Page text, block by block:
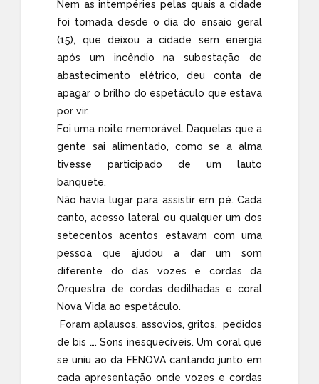
Nem as intempéries pelas quais a cidade
foi tomada desde o dia do ensaio geral
(15), que deixou a cidade sem energia
após um incêndio na subestação de
abastecimento elétrico, deu conta de
apagar o brilho do espetáculo que estava
por vir.
Foi uma noite memorável. Daquelas que a
gente sai alimentado, como se a alma
tivesse participado de um lauto
banquete.
Não havia lugar para assistir em pé. Cada
canto, acesso lateral ou qualquer um dos
setecentos acentos estavam com uma
pessoa que ajudou a dar um som
diferente do das vozes e cordas da
Orquestra de cordas dedilhadas e coral
Nova Vida ao espetáculo.
Foram aplausos, assovios, gritos, pedidos
de bis …. Sons inesquecíveis. Um coral que
se uniu ao da FENOVA cantando junto em
cada apresentação onde vozes e cordas